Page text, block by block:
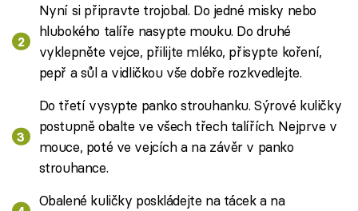
Nyní si připravte trojobal. Do jedné misky nebo
hlubokého talíře nasypte mouku. Do druhé
vyklepněte vejce, přilijte mléko, přisypte koření,
pepř a sůl a vidličkou vše dobře rozkvedlejte.
Do třetí vysypte panko strouhanku. Sýrové kuličky
postupně obalte ve všech třech talířích. Nejprve v
mouce, poté ve vejcích a na závěr v panko
strouhance.
Obalené kuličky poskládejte na tácek a na